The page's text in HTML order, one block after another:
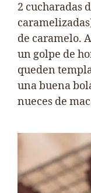
2 cucharadas
de caramelo.
un golpe de
queden
una buena
nueces de